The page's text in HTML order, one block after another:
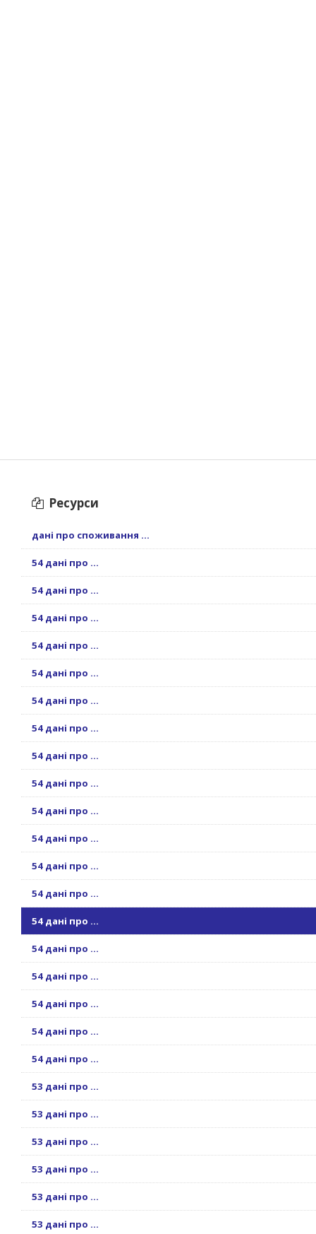
Ресурси
дані про споживання ...
54 дані про ...
54 дані про ...
54 дані про ...
54 дані про ...
54 дані про ...
54 дані про ...
54 дані про ...
54 дані про ...
54 дані про ...
54 дані про ...
54 дані про ...
54 дані про ...
54 дані про ...
54 дані про ...
54 дані про ...
54 дані про ...
54 дані про ...
54 дані про ...
54 дані про ...
53 дані про ...
53 дані про ...
53 дані про ...
53 дані про ...
53 дані про ...
53 дані про ...